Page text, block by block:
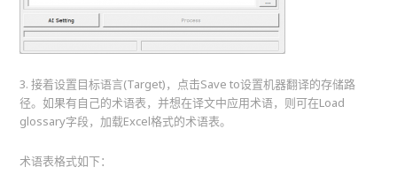
3. 接着设置目标语言(Target)，点击Save to设置机器翻译的存储路
径。如果有自己的术语表，并想在译文中应用术语，则可在Load
glossary字段，加载Excel格式的术语表。
术语表格式如下：